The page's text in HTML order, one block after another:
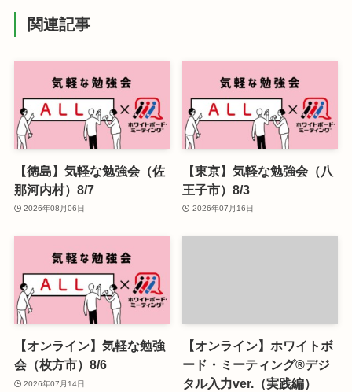
関連記事
【徳島】気軽な勉強会（佐
那河内村）8/7
2026年08月06日
【東京】気軽な勉強会（八
王子市）8/3
2026年07月16日
【オンライン】気軽な勉強
会（枚方市）8/6
2026年07月14日
【オンライン】ホワイトボ
ード・ミーティング®デジ
タル入力ver.（実践編）